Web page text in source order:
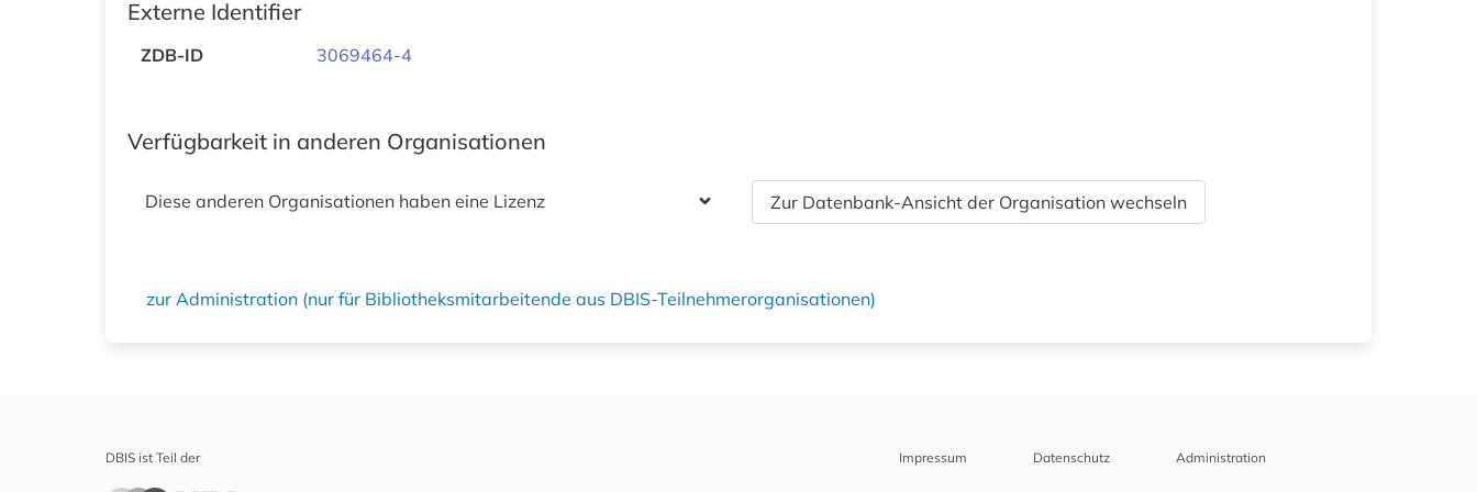
Externe Identifier
ZDB-ID 3069464-4
Verfügbarkeit in anderen Organisationen
Diese anderen Organisationen haben eine Lizenz Zur Datenbank-Ansicht der Organisation wechseln
zur Administration (nur für Bibliotheksmitarbeitende aus DBIS-Teilnehmerorganisationen)
DBIS ist Teil der Impressum Datenschutz Administration